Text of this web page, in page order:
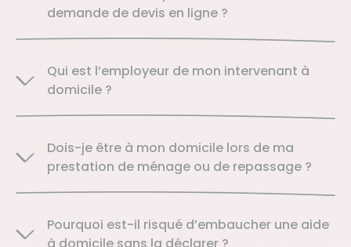
demande de devis en ligne ?
Qui est l’employeur de mon intervenant à
domicile ?
Dois-je être à mon domicile lors de ma
prestation de ménage ou de repassage ?
Pourquoi est-il risqué d’embaucher une aide